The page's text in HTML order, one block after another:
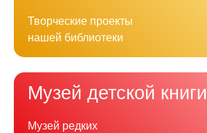
Творческие проекты
нашей библиотеки
Музей детской книги
Музей редких